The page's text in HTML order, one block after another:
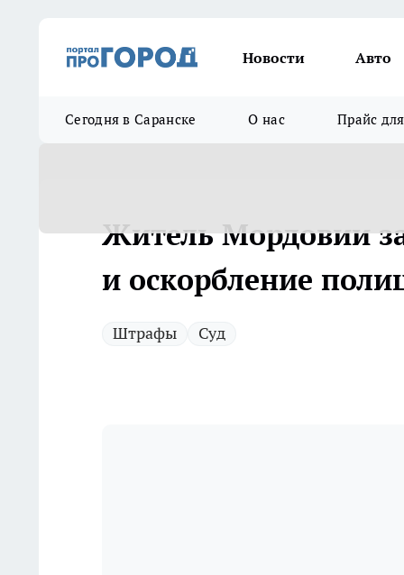
Новости Авто
Сегодня в Саранске О нас Прайс
Житель Мордовии
и оскорбление
Штрафы Суд